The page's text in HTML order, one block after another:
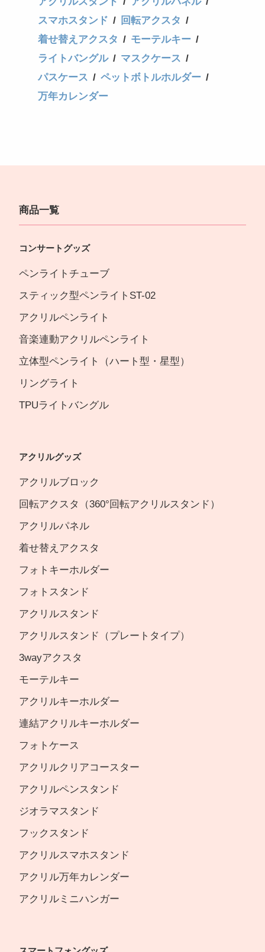
スマホスタンド
回転アクスタ
着せ替えアクスタ
モーテルキー
ライトバングル
マスクケース
パスケース
ペットボトルホルダー
万年カレンダー
商品一覧
コンサートグッズ
ペンライトチューブ
スティック型ペンライトST-02
アクリルペンライト
音楽連動アクリルペンライト
立体型ペンライト（ハート型・星型）
リングライト
TPUライトバングル
アクリルグッズ
アクリルブロック
回転アクスタ（360°回転アクリルスタンド）
アクリルパネル
着せ替えアクスタ
フォトキーホルダー
フォトスタンド
アクリルスタンド
アクリルスタンド（プレートタイプ）
3wayアクスタ
モーテルキー
アクリルキーホルダー
連結アクリルキーホルダー
フォトケース
アクリルクリアコースター
アクリルペンスタンド
ジオラマスタンド
フックスタンド
アクリルスマホスタンド
アクリル万年カレンダー
アクリルミニハンガー